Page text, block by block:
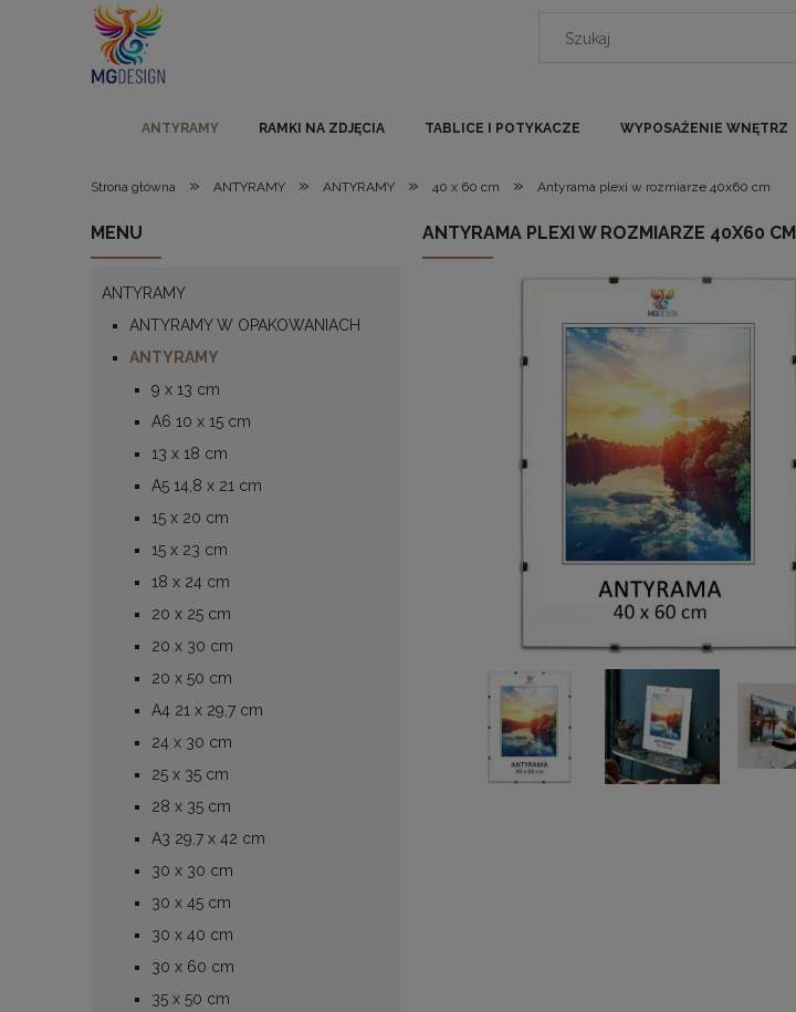
ANTYRAMY RAMKI NA ZDJĘCIA TABLICE I POTYKACZE WYPOSAŻENIE WNĘTRZ
Strona główna » ANTYRAMY » ANTYRAMY » 40 x 60 cm » Antyrama plexi w rozmiarze 40x60 cm
MENU
ANTYRAMY
ANTYRAMY W OPAKOWANIACH
ANTYRAMY
9 x 13 cm
A6 10 x 15 cm
13 x 18 cm
A5 14,8 x 21 cm
15 x 20 cm
15 x 23 cm
18 x 24 cm
20 x 25 cm
20 x 30 cm
20 x 50 cm
A4 21 x 29,7 cm
24 x 30 cm
25 x 35 cm
28 x 35 cm
A3 29,7 x 42 cm
30 x 30 cm
30 x 45 cm
30 x 40 cm
30 x 60 cm
35 x 50 cm
ANTYRAMA PLEXI W ROZMIARZE 40X60 CM